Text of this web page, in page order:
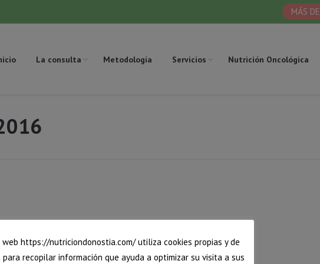
MÁS DE
La consulta Metodología Servicios Nutrición Oncológica
https://nutriciondonostia.com/ utiliza cookies propias y de
para recopilar información que ayuda a optimizar su visita a sus